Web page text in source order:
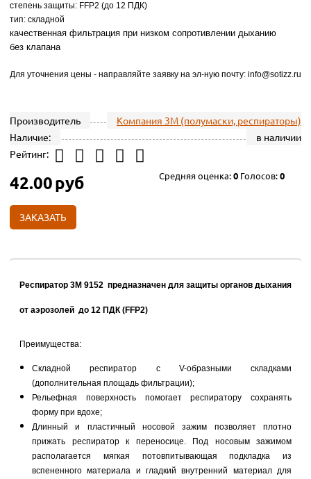
степень защиты: FFP2 (до 12 ПДК)
тип: складной
качественная фильтрация при низком сопротивлении дыханию
без клапана
Для уточнения цены - направляйте заявку на эл-ную почту: info@sotizz.ru
Производитель
Компания 3М (полумаски, респираторы)
Наличие:
в наличии
Рейтинг:
Средняя оценка:0 Голосов:0
42.00руб
ЗАКАЗАТЬ
Респиратор 3M 9152 предназначен для защиты органов дыхания
от аэрозолей до 12 ПДК (FFP2)
Преимущества:
Складной респиратор с V-образными складками
(дополнительная площадь фильтрации);
Рельефная поверхность помогает респиратору сохранять
форму при вдохе;
Длинный и пластичный носовой зажим позволяет плотно
прижать респиратор к переносице. Под носовым зажимом
располагается мягкая потовпитывающая подкладка из
вспененного материала и гладкий внутренний материал для